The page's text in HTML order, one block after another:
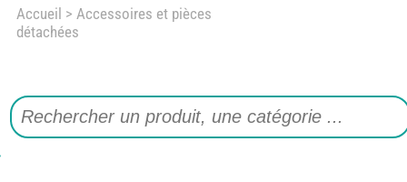
Accueil > Accessoires et pièces
détachées